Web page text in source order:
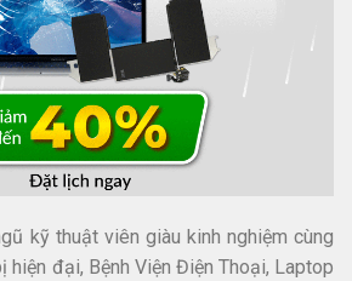
kỹ thuật viên giàu kinh nghiệm cùng
hiện đại, Bệnh Viện Điện Thoại, Laptop